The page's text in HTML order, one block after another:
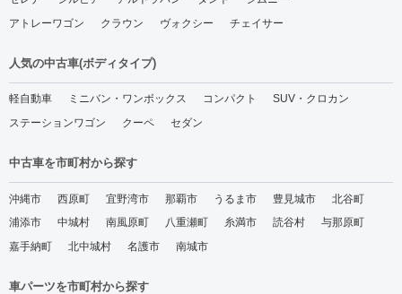
アトレーワゴン
クラウン ヴォクシー チェイサー
人気の中古車(ボディタイプ)
軽自動車 ミニバン・ワンボックス コンパクト
SUV・クロカン
ステーションワゴン
クーペ セダン
中古車を市町村から探す
沖縄市 西原町 宜野湾市 那覇市 うるま市 豊見城市
北谷町
浦添市
中城村 南風原町 八重瀬町 糸満市 読谷村
与那原町
嘉手納町
北中城村 名護市 南城市
車パーツを市町村から探す